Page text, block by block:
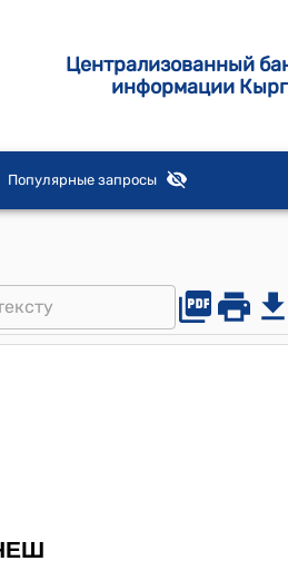
Централизованный
информации
Популярные запросы